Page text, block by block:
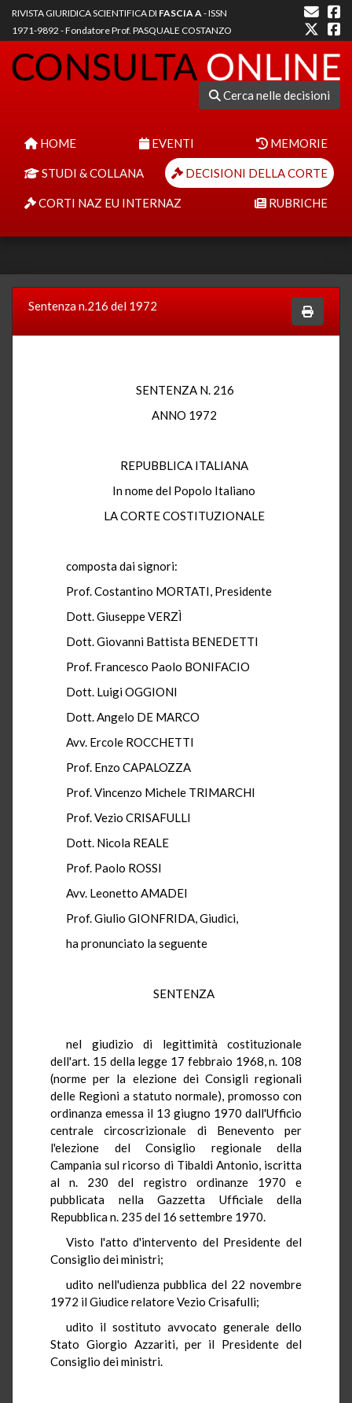
RIVISTA GIURIDICA SCIENTIFICA DI FASCIA A- ISSN
1971-9892 - Fondatore Prof. PASQUALE COSTANZO
Cerca nelle decisioni
HOME EVENTI MEMORIE
STUDI & COLLANA DECISIONI DELLA CORTE
CORTI NAZ EU INTERNAZ RUBRICHE
Sentenza n.216 del 1972
SENTENZA N. 216
ANNO 1972
REPUBBLICA ITALIANA
In nome del Popolo Italiano
LA CORTE COSTITUZIONALE
composta dai signori:
Prof. Costantino MORTATI, Presidente
Dott. Giuseppe VERZÌ
Dott. Giovanni Battista BENEDETTI
Prof. Francesco Paolo BONIFACIO
Dott. Luigi OGGIONI
Dott. Angelo DE MARCO
Avv. Ercole ROCCHETTI
Prof. Enzo CAPALOZZA
Prof. Vincenzo Michele TRIMARCHI
Prof. Vezio CRISAFULLI
Dott. Nicola REALE
Prof. Paolo ROSSI
Avv. Leonetto AMADEI
Prof. Giulio GIONFRIDA, Giudici,
ha pronunciato la seguente
SENTENZA
nel giudizio di legittimità costituzionale
dell'art. 15 della legge 17 febbraio 1968, n. 108
(norme per la elezione dei Consigli regionali
delle Regioni a statuto normale), promosso con
ordinanza emessa il 13 giugno 1970 dall'Ufficio
centrale circoscrizionale di Benevento per
l'elezione del Consiglio regionale della
Campania sul ricorso di Tibaldi Antonio, iscritta
al n. 230 del registro ordinanze 1970 e
pubblicata nella Gazzetta Ufficiale della
Repubblica n. 235 del 16 settembre 1970.
Visto l'atto d'intervento del Presidente del
Consiglio dei ministri;
udito nell'udienza pubblica del 22 novembre
1972 il Giudice relatore Vezio Crisafulli;
udito il sostituto avvocato generale dello
Stato Giorgio Azzariti, per il Presidente del
Consiglio dei ministri.